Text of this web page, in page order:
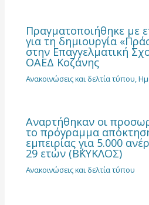
Πραγματοποιήθηκε με
για τη δημιουργία
στην Επαγγελματική
ΟΑΕΔ Κοζάνης
Ανακοινώσεις και δελτία τύπου,
Αναρτήθηκαν οι
το πρόγραμμα
εμπειρίας για 5.000
29 ετών (Β΄ΚΥΚΛΟΣ)
Ανακοινώσεις και δελτία τύπου